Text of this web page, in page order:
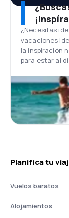
¿Necesitas
vacaciones
la inspiración
para estar al
Planifica tu
Vuelos baratos
Alojamientos